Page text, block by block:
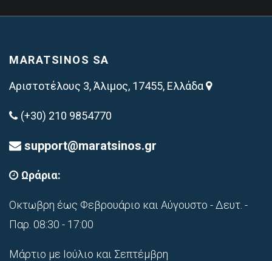
MARATSINOS SA
Αριστοτέλους 3, Άλιμος, 17455, Ελλάδα
(+30) 210 9854770
support@maratsinos.gr
Ωράρια:
Οκτωβρη έως Φεβρουάριο και Αύγουστο - Δευτ. -
Παρ. 08:30 - 17:00
Μάρτιο με Ιούλιο και Σεπτέμβρη